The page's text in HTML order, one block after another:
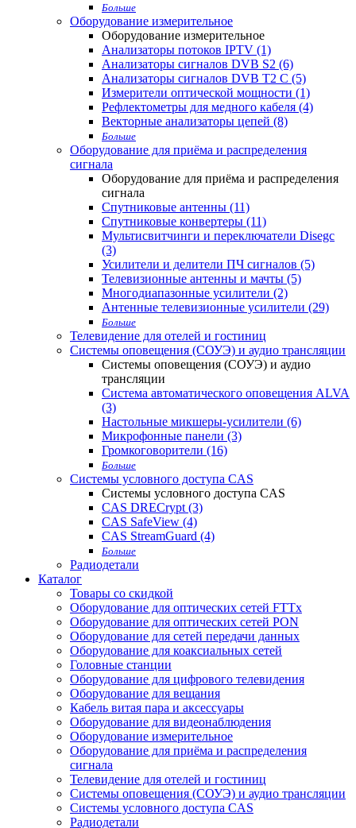
Больше
Оборудование измерительное
Оборудование измерительное
Анализаторы потоков IPTV (1)
Анализаторы сигналов DVB S2 (6)
Анализаторы сигналов DVB T2 С (5)
Измерители оптической мощности (1)
Рефлектометры для медного кабеля (4)
Векторные анализаторы цепей (8)
Больше
Оборудование для приёма и распределения
сигнала
Оборудование для приёма и распределения
сигнала
Спутниковые антенны (11)
Спутниковые конвертеры (11)
Мультисвитчинги и переключатели Disegc
(3)
Усилители и делители ПЧ сигналов (5)
Телевизионные антенны и мачты (5)
Многодиапазонные усилители (2)
Антенные телевизионные усилители (29)
Больше
Телевидение для отелей и гостиниц
Системы оповещения (СОУЭ) и аудио трансляции
Системы оповещения (СОУЭ) и аудио
трансляции
Система автоматического оповещения ALVA
(3)
Настольные микшеры-усилители (6)
Микрофонные панели (3)
Громкоговорители (16)
Больше
Системы условного доступа CAS
Системы условного доступа CAS
CAS DRECrypt (3)
CAS SafeView (4)
CAS StreamGuard (4)
Больше
Радиодетали
Каталог
Товары со скидкой
Оборудование для оптических сетей FTTx
Оборудование для оптических сетей PON
Оборудование для сетей передачи данных
Оборудование для коаксиальных сетей
Головные станции
Оборудование для цифрового телевидения
Оборудование для вещания
Кабель витая пара и аксессуары
Оборудование для видеонаблюдения
Оборудование измерительное
Оборудование для приёма и распределения
сигнала
Телевидение для отелей и гостиниц
Системы оповещения (СОУЭ) и аудио трансляции
Системы условного доступа CAS
Радиодетали